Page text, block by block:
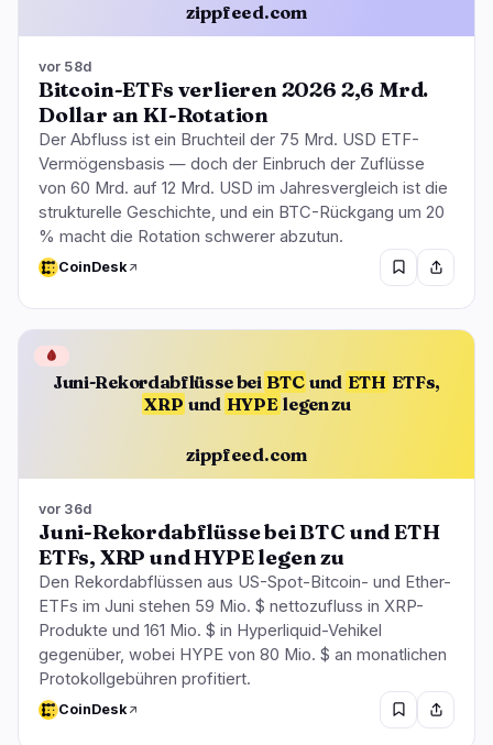
zippfeed.com
vor 58d
Bitcoin-ETFs verlieren 2026 2,6 Mrd.
Dollar an KI-Rotation
Der Abfluss ist ein Bruchteil der 75 Mrd. USD ETF-
Vermögensbasis — doch der Einbruch der Zuflüsse
von 60 Mrd. auf 12 Mrd. USD im Jahresvergleich ist die
strukturelle Geschichte, und ein BTC-Rückgang um 20
% macht die Rotation schwerer abzutun.
CoinDesk
Juni-Rekordabflüsse bei BTC und ETH ETFs,
XRP und HYPE legen zu
zippfeed.com
🩸
vor 36d
Juni-Rekordabflüsse bei BTC und ETH
ETFs, XRP und HYPE legen zu
Den Rekordabflüssen aus US-Spot-Bitcoin- und Ether-
ETFs im Juni stehen 59 Mio. $ nettozufluss in XRP-
Produkte und 161 Mio. $ in Hyperliquid-Vehikel
gegenüber, wobei HYPE von 80 Mio. $ an monatlichen
Protokollgebühren profitiert.
CoinDesk